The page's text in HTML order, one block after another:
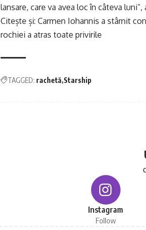
lansare, care va avea loc în câteva luni”,
Citește și: Carmen Iohannis a stârnit
rochiei a atras toate privirile
TAGGED: rachetă Starship
Instagram
Follow